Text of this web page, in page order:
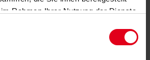
Rahmen Ihrer Nutzung der Dienste